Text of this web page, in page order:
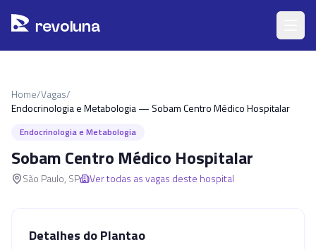
revoluna
Home/Vagas/
Endocrinologia e Metabologia — Sobam Centro Médico Hospitalar
Endocrinologia e Metabologia
Sobam Centro Médico Hospitalar
São Paulo, SP Ver todas as vagas deste hospital
Detalhes do Plantao